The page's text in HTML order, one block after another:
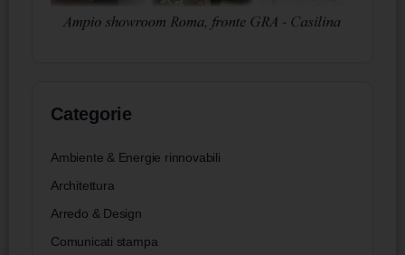
Categorie
Ambiente & Energie rinnovabili
Architettura
Arredo & Design
Comunicati stampa